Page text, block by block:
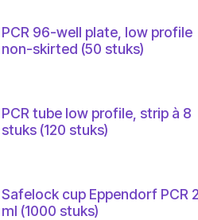
PCR 96-well plate, low profile
non-skirted (50 stuks)
PCR tube low profile, strip à 8
stuks (120 stuks)
Safelock cup Eppendorf PCR
ml (1000 stuks)